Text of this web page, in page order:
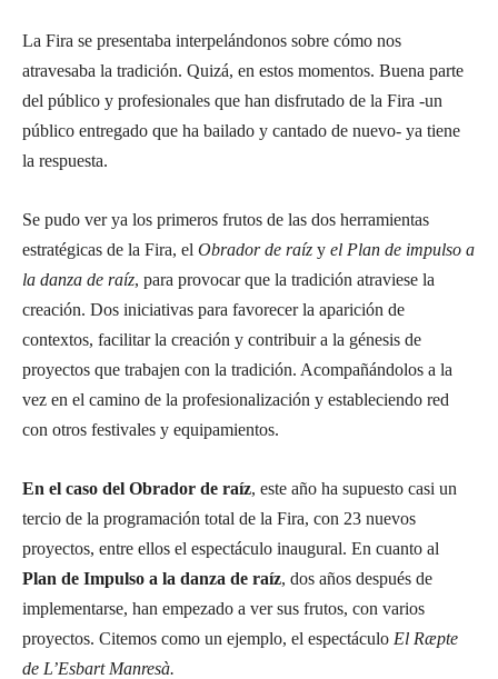
La Fira se presentaba interpelándonos sobre cómo nos
atravesaba la tradición. Quizá, en estos momentos. Buena parte
del público y profesionales que han disfrutado de la Fira -un
público entregado que ha bailado y cantado de nuevo- ya tiene
la respuesta.
Se pudo ver ya los primeros frutos de las dos herramientas
estratégicas de la Fira, el Obrador de raíz y el Plan de impulso a
la danza de raíz, para provocar que la tradición atraviese la
creación. Dos iniciativas para favorecer la aparición de
contextos, facilitar la creación y contribuir a la génesis de
proyectos que trabajen con la tradición. Acompañándolos a la
vez en el camino de la profesionalización y estableciendo red
con otros festivales y equipamientos.
En el caso del Obrador de raíz, este año ha supuesto casi un
tercio de la programación total de la Fira, con 23 nuevos
proyectos, entre ellos el espectáculo inaugural. En cuanto al
Plan de Impulso a la danza de raíz, dos años después de
implementarse, han empezado a ver sus frutos, con varios
proyectos. Citemos como un ejemplo, el espectáculo El Rӕpte
de L’Esbart Manresà.